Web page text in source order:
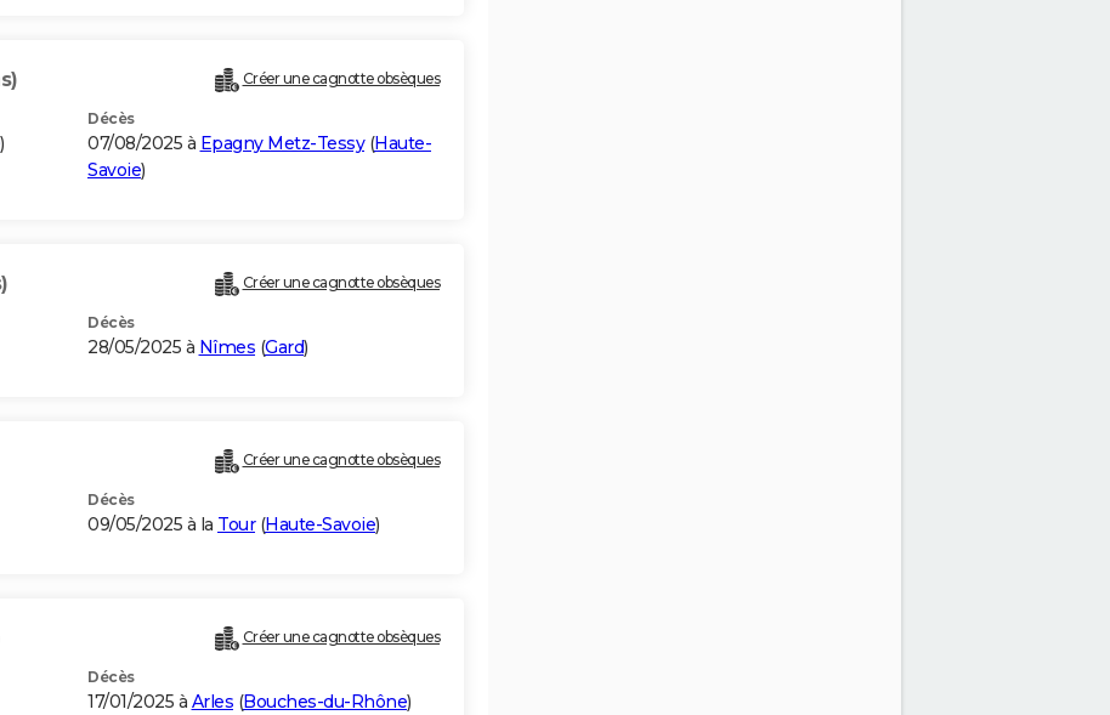
Créer une cagnotte obsèques
)
Décès
07/08/2025 à Epagny Metz-Tessy(Haute-
Savoie)
Créer une cagnotte obsèques
Décès
28/05/2025 à Nîmes (Gard)
Créer une cagnotte obsèques
Décès
09/05/2025 à la Tour(Haute-Savoie)
Créer une cagnotte obsèques
Décès
17/01/2025 à Arles (Bouches-du-Rhône)